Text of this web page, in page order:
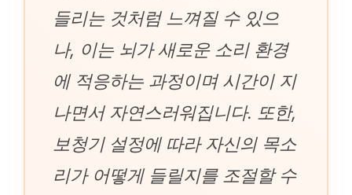
들리는 것처럼 느껴질 수 있으
나, 이는 뇌가 새로운 소리 환경
에 적응하는 과정이며 시간이 지
나면서 자연스러워집니다. 또한,
보청기 설정에 따라 자신의 목소
리가 어떻게 들릴지를 조절할 수